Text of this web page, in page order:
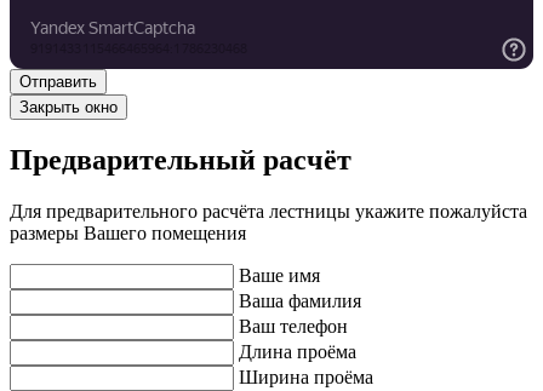
Закрыть окно
Предварительный расчёт
Для предварительного расчёта лестницы укажите пожалуйста
размеры Вашего помещения
Ваше имя
Ваша фамилия
Ваш телефон
Длина проёма
Ширина проёма